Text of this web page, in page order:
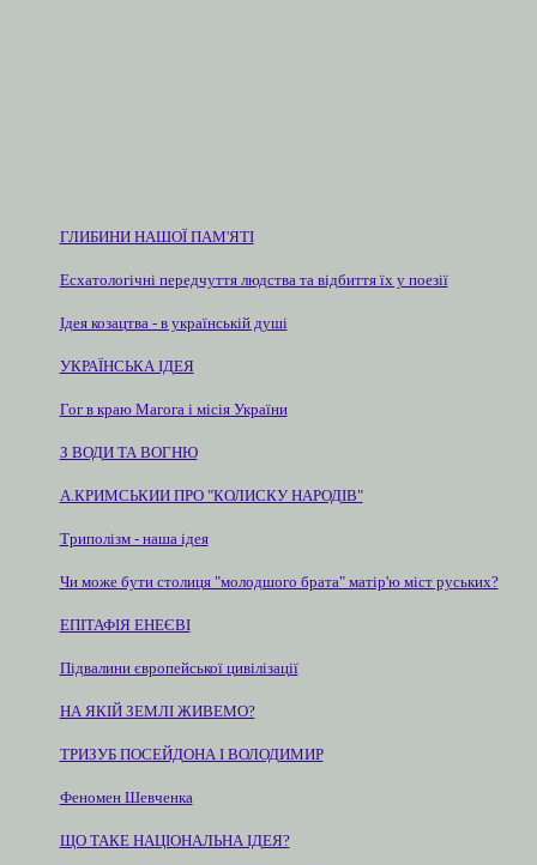
ГЛИБИНИ НАШОЇ ПАМ'ЯТІ
Есхатологічні передчуття людства та відбиття їх у поезії
Ідея козацтва - в українській душі
УКРАЇНСЬКА ІДЕЯ
Гог в краю Магога і місія України
З ВОДИ ТА ВОГНЮ
А.КРИМСЬКИИ ПРО "КОЛИСКУ НАРОДІВ"
Триполізм - наша ідея
Чи може бути столиця "молодшого брата" матір'ю міст руських?
ЕПІТАФІЯ ЕНЕЄВІ
Підвалини європейської цивілізації
НА ЯКІЙ ЗЕМЛІ ЖИВЕМО?
ТРИЗУБ ПОСЕЙДОНА І ВОЛОДИМИР
Феномен Шевченка
ЩО ТАКЕ НАЦІОНАЛЬНА ІДЕЯ?